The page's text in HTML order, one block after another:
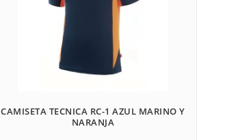
CAMISETA TECNICA RC-1 AZUL MARINO Y
NARANJA